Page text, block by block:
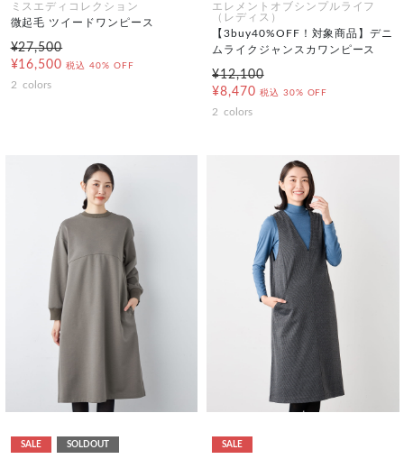
ミスエディコレクション
微起毛 ツイードワンピース
¥27,500
¥16,500 税込 40% OFF
2 colors
エレメントオブシンプルライフ
（レディス）
【3buy40%OFF！対象商品】デニ
ムライクジャンスカワンピース
¥12,100
¥8,470 税込 30% OFF
2 colors
SALE SOLDOUT SALE